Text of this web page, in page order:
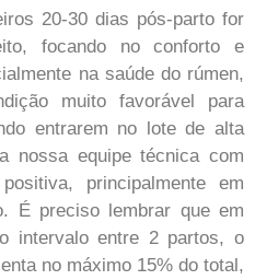
20-30 dias pós-parto for
focando no conforto e
na saúde do rúmen,
muito favorável para
entrarem no lote de alta
nossa equipe técnica com
principalmente em
É preciso lembrar que em
intervalo entre 2 partos, o
no máximo 15% do total,